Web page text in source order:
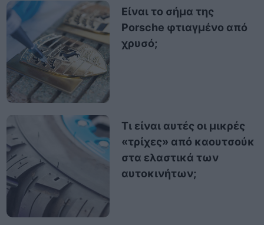
Είναι το σήμα της
Porsche φτιαγμένο από
χρυσό;
Τι είναι αυτές οι μικρές
«τρίχες» από καουτσούκ
στα ελαστικά των
αυτοκινήτων;